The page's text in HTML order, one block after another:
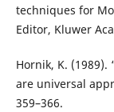
techniques for
Editor, Kluwer
Hornik, K.
are universal
359–366.